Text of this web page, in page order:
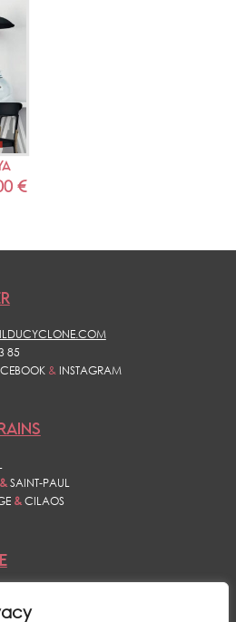
€
85
& INSTAGRAM
SAINT-PAUL
&CILAOS